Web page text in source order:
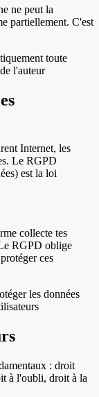
ne peut la
partiellement. C'est
toute
l'auteur
Internet, les
Le RGPD
est la loi
collecte tes
RGPD oblige
ces
les données
: droit
à l'oubli, droit à la